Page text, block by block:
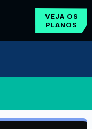
VEJA OS
PLANOS